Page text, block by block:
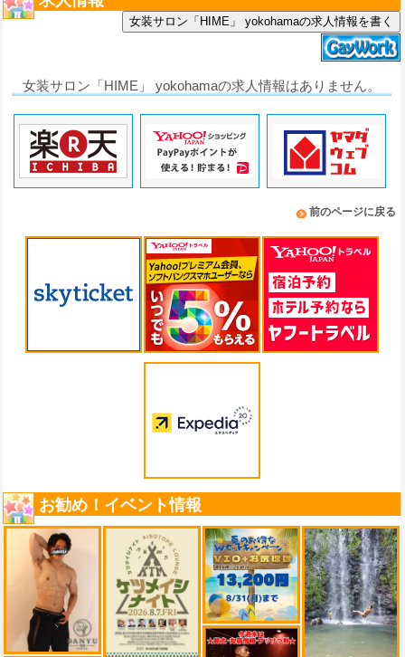
女装サロン「HIME」 yokohamaの求人情報を書く
女装サロン「HIME」 yokohamaの求人情報はありません。
前のページに戻る
お勧め！イベント情報